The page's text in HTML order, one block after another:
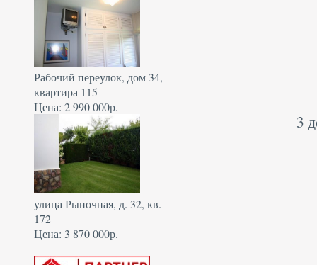
Рабочий переулок, дом 34,
квартира 115
Цена: 2 990 000р.
улица Рыночная, д. 32, кв.
172
Цена: 3 870 000р.
3